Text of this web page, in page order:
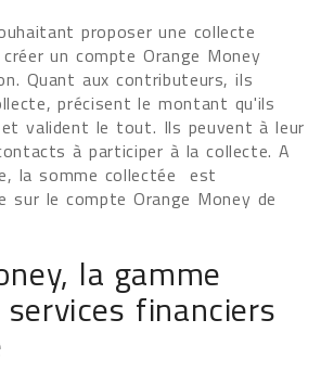
proposer une collecte
un compte Orange Money
Quant aux contributeurs, ils
précisent le montant qu'ils
valident le tout. Ils peuvent à leur
à participer à la collecte. A
la somme collectée est
sur le compte Orange Money de
la gamme
financiers